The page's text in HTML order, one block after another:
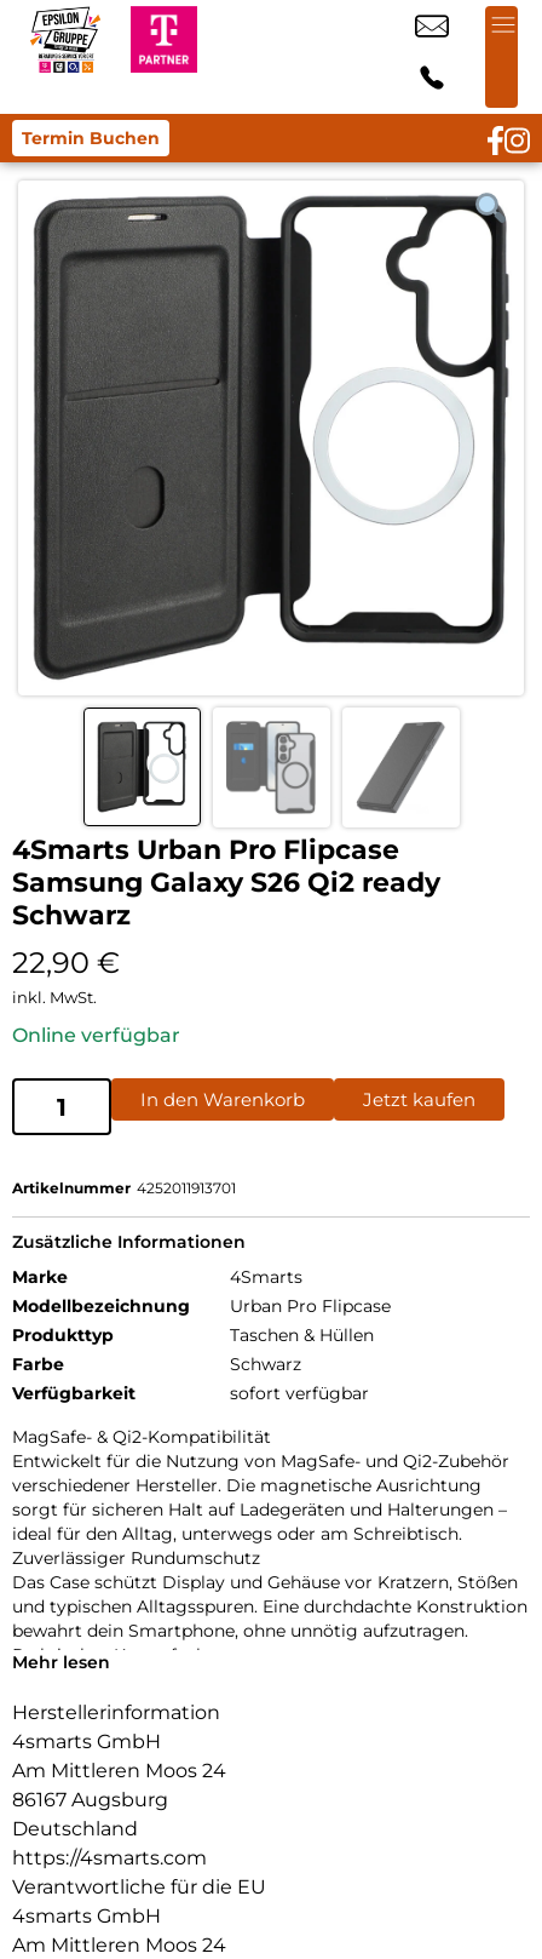
Termin Buchen
4Smarts Urban Pro Flipcase
Samsung Galaxy S26 Qi2 ready
Schwarz
22,90 €
inkl. MwSt.
Online verfügbar
In den Warenkorb Jetzt kaufen
Artikelnummer 4252011913701
Zusätzliche Informationen
Marke
4Smarts
Modellbezeichnung
Urban Pro Flipcase
Produkttyp
Taschen & Hüllen
Farbe
Schwarz
Verfügbarkeit
sofort verfügbar
MagSafe- & Qi2-Kompatibilität
Entwickelt für die Nutzung von MagSafe- und Qi2-Zubehör
verschiedener Hersteller. Die magnetische Ausrichtung
sorgt für sicheren Halt auf Ladegeräten und Halterungen –
ideal für den Alltag, unterwegs oder am Schreibtisch.
Zuverlässiger Rundumschutz
Das Case schützt Display und Gehäuse vor Kratzern, Stößen
und typischen Alltagsspuren. Eine durchdachte Konstruktion
bewahrt dein Smartphone, ohne unnötig aufzutragen.
Praktisches Kartenfach
Platz für Kredit- oder Bankkarten und unterstützt einen
Passgenau & durchdacht
Präzise Aussparungen gewährleisten uneingeschränkten
Zugriff auf Kamera, Anschlüsse und Tasten. Die exakte
Passform sorgt für komfortable Bedienung und ein sauberes
Erscheinungsbild.
Mehr lesen
Herstellerinformation
4smarts GmbH
Am Mittleren Moos 24
86167 Augsburg
Deutschland
https://4smarts.com
Verantwortliche für die EU
4smarts GmbH
Am Mittleren Moos 24